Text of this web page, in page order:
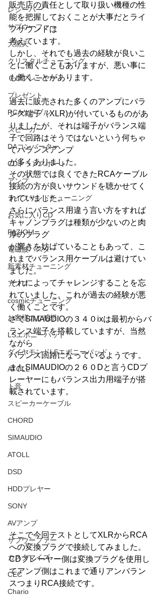
レシーバー
サブウーファー
大黒天
クリスタルチューニング
ＣＤプレーヤー
プレゼント
RCAケーブル
スピーカー
DAコンバーター
CDトランスポート
アンプ
ライフサンドチューニング
お気に入りCD
FAZIOLI
電磁波バスター
新素材チューニング
アンプ
cosmicチューニング
お客様のご感想
LSエボニーパッド
ダイヤモンドLSエボニーパッド
ATOLL
ト音
スピーカーケーブル
CHORD
SIMAUDIO
ATOLL
DSD
HDDプレヤー
SONY
AVアンプ
サブウーファー
カスタマイズ
CEC
Chario
販売店の責任として取り扱い機種の性
能を把握しておくことが大事だとライ
フサウンドは
考えています。
しかし、それでも過去の経験が良いこ
とに働くこともありますが、悪い事に
も働くことがあります。
過去に販売された多くのアンプにバラ
ンス端子（XLR)が付いているものがあ
りましたが、それは端子がバランス端
子で回路はそうではないという何ちゃ
てバランスアンプ
が多くありました。
その状態では良くできたRCAケーブル
接続の方が良いサウンドを聴かせてく
れていました。
さらにバランス用違う言い方をすれば
キャノンプラグは種類が少ないのと肉
厚のプラグ
が響きを妨げていることもあって、こ
れまでバランス用ケーブルは避けてい
ました。
それによってチャレンジすることを忘
れていました。これが過去の経験が悪
く働くことです。
さてSIMAUDIOの３４０ixは最初からバ
ランス端子を搭載していますが、当然
ながら
バランス回路になっているようです。
またSIMAUDIOの２６０Dと言うCDプ
レーヤーにもバランス出力用端子が搭
載されています。
そこで今回テストとしてXLRからRCA
への変換プラグで接続してみました。
CDプレーヤー側は変換プラグを使用し
てアンプ側はこれまで通りアンバラン
スつまりRCA接続です。